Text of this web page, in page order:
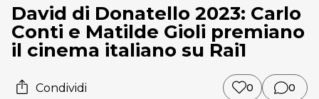
David di Donatello 2023: Carlo
Conti e Matilde Gioli premiano
il cinema italiano su Rai1
Condividi 0 0